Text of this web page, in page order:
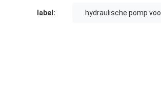
label: hydraulische pomp